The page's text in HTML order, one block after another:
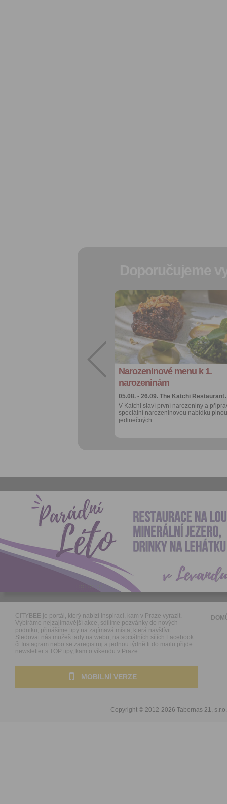
Narozeninové menu k 1.
narozeninám
05.08. - 26.09. The Katchi
V Katchi slaví první narozeniny a
speciální narozeninovou nabídku plnou
jedinečných…
Přidat do
oblíbených
Sdílet:
Facebook
export do
kalendáře
Více výhod pro
přihlášené
CITYBEE je portál, který nabízí inspiraci, kam v Praze vyrazit.
Vybíráme nejzajímavější akce, sdílíme pozvánky do nových
podniků, přinášíme tipy na zajímavá místa, která navštívit.
Sledovat nás můžeš tady na webu, na sociálních sítích Facebook
či Instagram nebo se zaregistruj a jednou týdně ti do mailu přijde
newsletter s TOP tipy, kam o víkendu v Praze.
MOBILNÍ VERZE
Copyright © 2012-2026 Tabernas 21, s.r.o.